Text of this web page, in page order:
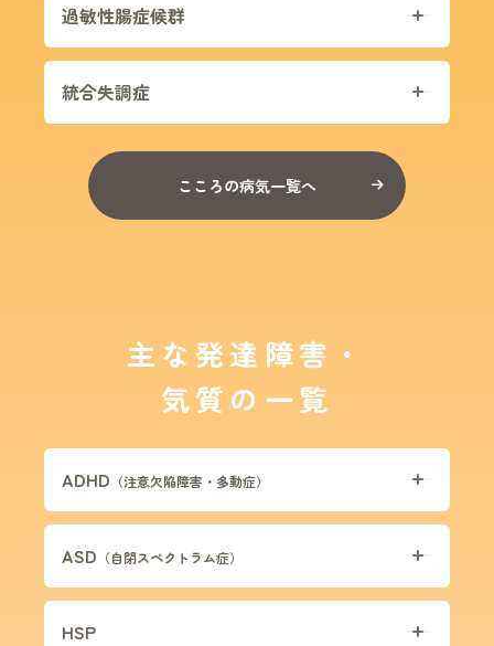
過敏性腸症候群
統合失調症
こころの病気一覧へ
主な発達障害・
気質の一覧
ADHD （注意欠陥障害・多動症）
ASD （自閉スペクトラム症）
HSP